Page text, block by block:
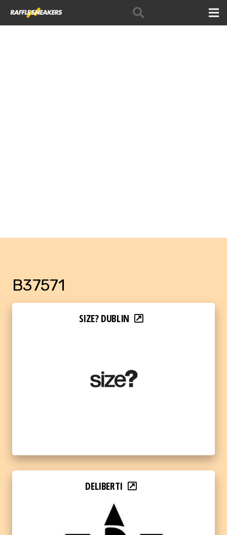
B37571
SIZE? DUBLIN
DELIBERTI